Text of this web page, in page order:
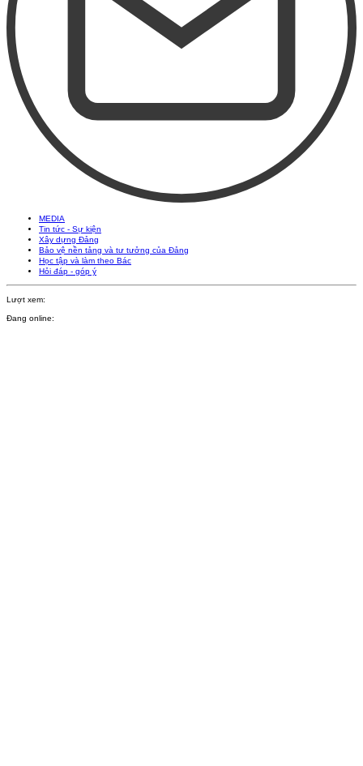
MEDIA
Tin tức - Sự kiện
Xây dựng Đảng
Bảo vệ nền tảng và tư tưởng của Đảng
Học tập và làm theo Bác
Hỏi đáp - góp ý
Lượt xem:
Đang online: